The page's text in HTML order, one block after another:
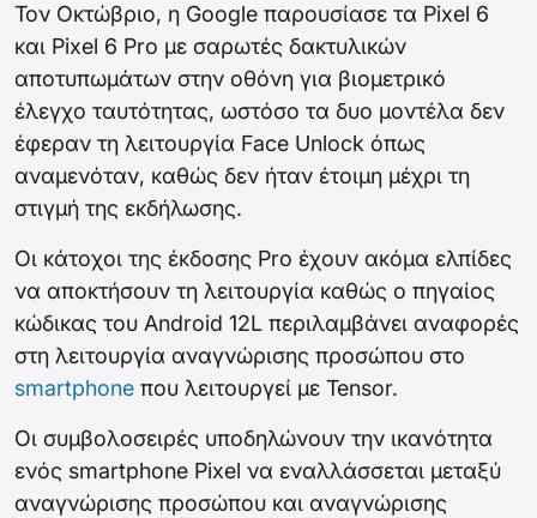
Τον Οκτώβριο, η Google παρουσίασε τα Pixel 6
και Pixel 6 Pro με σαρωτές δακτυλικών
αποτυπωμάτων στην οθόνη για βιομετρικό
έλεγχο ταυτότητας, ωστόσο τα δυο μοντέλα δεν
έφεραν τη λειτουργία Face Unlock όπως
αναμενόταν, καθώς δεν ήταν έτοιμη μέχρι τη
στιγμή της εκδήλωσης.
Οι κάτοχοι της έκδοσης Pro έχουν ακόμα ελπίδες
να αποκτήσουν τη λειτουργία καθώς ο πηγαίος
κώδικας του Android 12L περιλαμβάνει αναφορές
στη λειτουργία αναγνώρισης προσώπου στο
smartphone που λειτουργεί με Tensor.
Οι συμβολοσειρές υποδηλώνουν την ικανότητα
ενός smartphone Pixel να εναλλάσσεται μεταξύ
αναγνώρισης προσώπου και αναγνώρισης